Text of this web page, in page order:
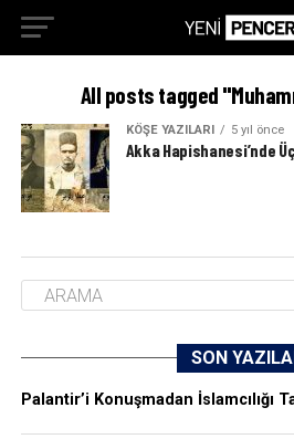
All posts tagged
KÖŞE YAZILARI 5 yıl önce
Akka Hapishanesi’nde
SON
Palantir’i Konuşmadan İslamcılığı